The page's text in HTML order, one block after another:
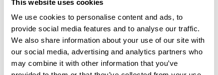
This website uses cookies
We use cookies to personalise content and ads, to
provide social media features and to analyse our traffic.
We also share information about your use of our site with
our social media, advertising and analytics partners who
may combine it with other information that you’ve
Principalement constitués d'infirmiers et d'aides-
soignants diplômés les SSIAD réalisent, pour
votre confort, de nombreux actes, chez vous :
Vous avez besoin de préparer vos
médicaments ou de les prendre ?
Heureusement que les infirmiers sont là
pour préparer vos piluliers afin que vous